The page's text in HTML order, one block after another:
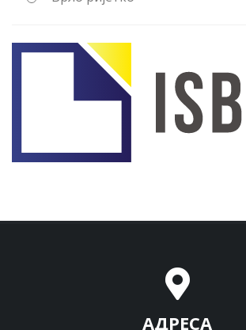
АДРЕСА